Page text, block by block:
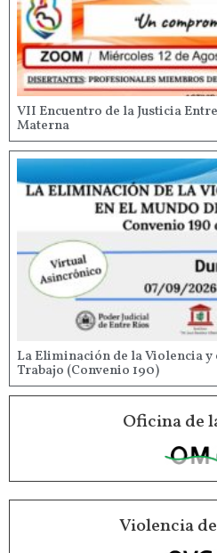
VII Encuentro de la Justicia
Materna
La Eliminación de la Violencia
Trabajo (Convenio 190)
Oficina de
Violencia